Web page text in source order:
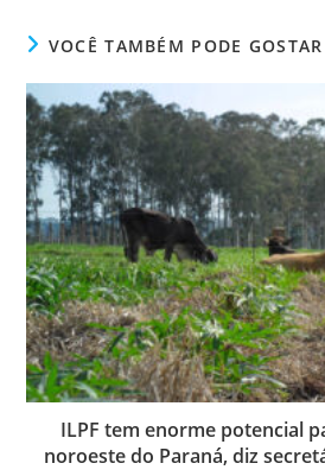
VOCÊ TAMBÉM PODE GOSTAR
ILPF tem enorme potencial
noroeste do Paraná, diz